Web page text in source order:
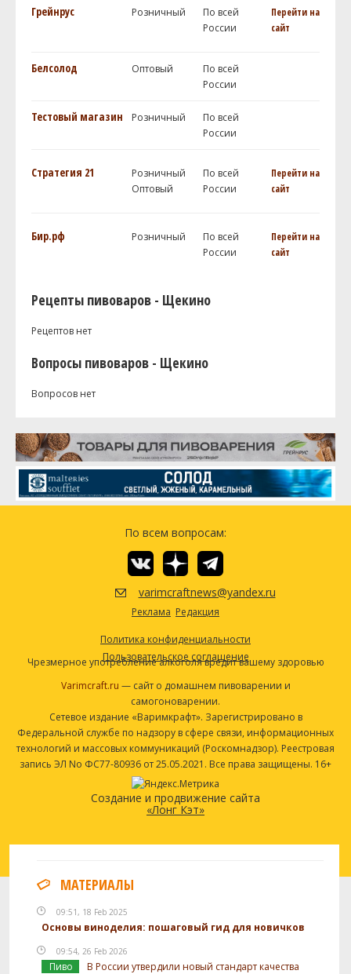
Грейнрус Розничный
По всей
России
Перейти на
сайт
Белсолод Оптовый
По всей
России
Тестовый магазин Розничный
По всей
России
Стратегия 21
Розничный
Оптовый
По всей
России
Перейти на
сайт
Бир.рф Розничный
По всей
России
Перейти на
сайт
Рецепты пивоваров - Щекино
Рецептов нет
Вопросы пивоваров - Щекино
Вопросов нет
По всем вопросам:
varimcraftnews@yandex.ru
Реклама Редакция
Политика конфиденциальности
Пользовательское соглашение
Чрезмерное употребление алкоголя вредит вашему здоровью
Varimcraft.ru — сайт о домашнем пивоварении и
самогоноварении.
Сетевое издание «Варимкрафт». Зарегистрировано в
Федеральной службе по надзору в сфере связи, информационных
технологий и массовых коммуникаций (Роскомнадзор). Реестровая
запись ЭЛ No ФС77-80936 от 25.05.2021. Все права защищены. 16+
Создание и продвижение сайта
«Лонг Кэт»
МАТЕРИАЛЫ
09:51, 18 Feb 2025
Основы виноделия: пошаговый гид для новичков
09:54, 26 Feb 2026
Пиво
В России утвердили новый стандарт качества